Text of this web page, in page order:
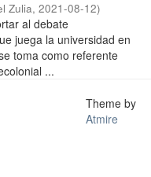
Zulia, 2021-08-12)
al debate
juega la universidad en
toma como referente
...
Theme by
Atmire